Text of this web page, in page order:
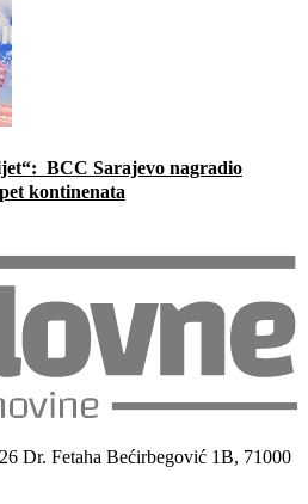
BCC Sarajevo nagradio
kontinenata
Dr. Fetaha Bećirbegović 1B, 71000